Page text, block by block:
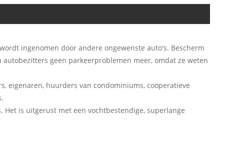
ingenomen door andere ongewenste auto's. Bescherm
geen parkeerproblemen meer, omdat ze weten
eigenaren, huurders van condominiums, coöperatieve
is uitgerust met een vochtbestendige, superlange